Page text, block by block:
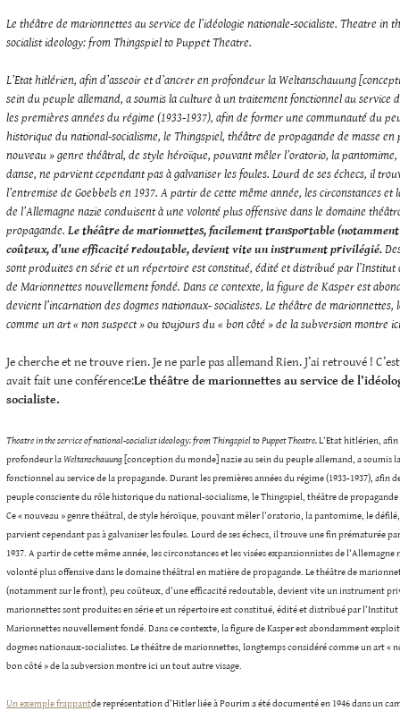
Le théâtre de marionnettes au service de l’idéologie nationale-socialiste. Theatre in
socialist ideology: from Thingspiel to Puppet Theatre.
L’Etat hitlérien, afin d’asseoir et d’ancrer en profondeur la Weltanschauung
sein du peuple allemand, a soumis la culture à un traitement fonctionnel au service
les premières années du régime (1933-1937), afin de former une communauté du
historique du national-socialisme, le Thingspiel, théâtre de propagande de masse en
nouveau » genre théâtral, de style héroïque, pouvant mêler l’oratorio, la
danse, ne parvient cependant pas à galvaniser les foules. Lourd de ses échecs, il
l’entremise de Goebbels en 1937. A partir de cette même année, les circonstances et
de l’Allemagne nazie conduisent à une volonté plus offensive dans le domaine
propagande. Le théâtre de marionnettes, facilement transportable
coûteux, d’une efficacité redoutable, devient vite un instrument privilégié.
sont produites en série et un répertoire est constitué, édité et distribué par l’Institut
de Marionnettes nouvellement fondé. Dans ce contexte, la figure de Kasper est
devient l’incarnation des dogmes nationaux- socialistes. Le théâtre de marionnettes,
comme un art « non suspect » ou toujours du « bon côté » de la subversion montre
Je cherche et ne trouve rien. Je ne parle pas allemand Rien. J’ai retrouvé !
avait fait une conférence:Le théâtre de marionnettes au service de
socialiste.
Theatre in the service of national-socialist ideology: from Thingspiel to Puppet Theatre.L’Etat hitlérien, afin
profondeur la Weltanschauung [conception du monde] nazie au sein du peuple allemand, a soumis
fonctionnel au service de la propagande. Durant les premières années du régime (1933-1937), afin
peuple consciente du rôle historique du national-socialisme, le Thingspiel, théâtre de propagande
Ce « nouveau » genre théâtral, de style héroïque, pouvant mêler l’oratorio, la pantomime, le
parvient cependant pas à galvaniser les foules. Lourd de ses échecs, il trouve une fin prématurée
1937. A partir de cette même année, les circonstances et les visées expansionnistes de l’Allemagne
volonté plus offensive dans le domaine théâtral en matière de propagande. Le théâtre de
(notamment sur le front), peu coûteux, d’une efficacité redoutable, devient vite un instrument
marionnettes sont produites en série et un répertoire est constitué, édité et distribué par l’Institut
Marionnettes nouvellement fondé. Dans ce contexte, la figure de Kasper est abondamment
dogmes nationaux-socialistes. Le théâtre de marionnettes, longtemps considéré comme un art «
bon côté » de la subversion montre ici un tout autre visage.
Un exemple frappantde représentation d’Hitler liée à Pourim a été documenté en 1946 dans un